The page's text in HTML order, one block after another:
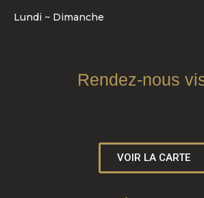
Lundi ~ Dimanche
Rendez-nous
VOIR LA CARTE